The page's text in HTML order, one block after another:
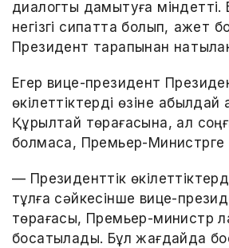
диалогты дамытуға міндетті.
негізгі сипатта болып, қажет
Президент тарапынан
Егер вице-президент
өкілеттіктерді өзіне
Құрылтай төрағасына, ал
болмаса, Премьер-Министрге
— Президенттік
тұлға сәйкесінше вице-
төрағасы, Премьер-министр
босатылады. Бұл жағдайда